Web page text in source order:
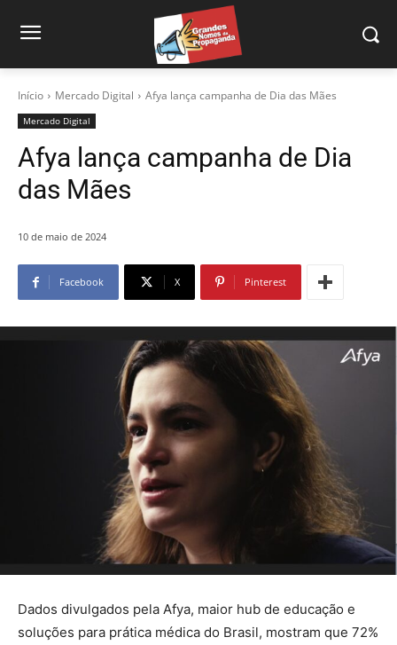
Início Mercado Digital Afya lança campanha de Dia das Mães
Mercado Digital
Afya lança campanha de Dia
das Mães
10 de maio de 2024
Facebook X Pinterest
Dados divulgados pela Afya, maior hub de educação e
soluções para prática médica do Brasil, mostram que 72%